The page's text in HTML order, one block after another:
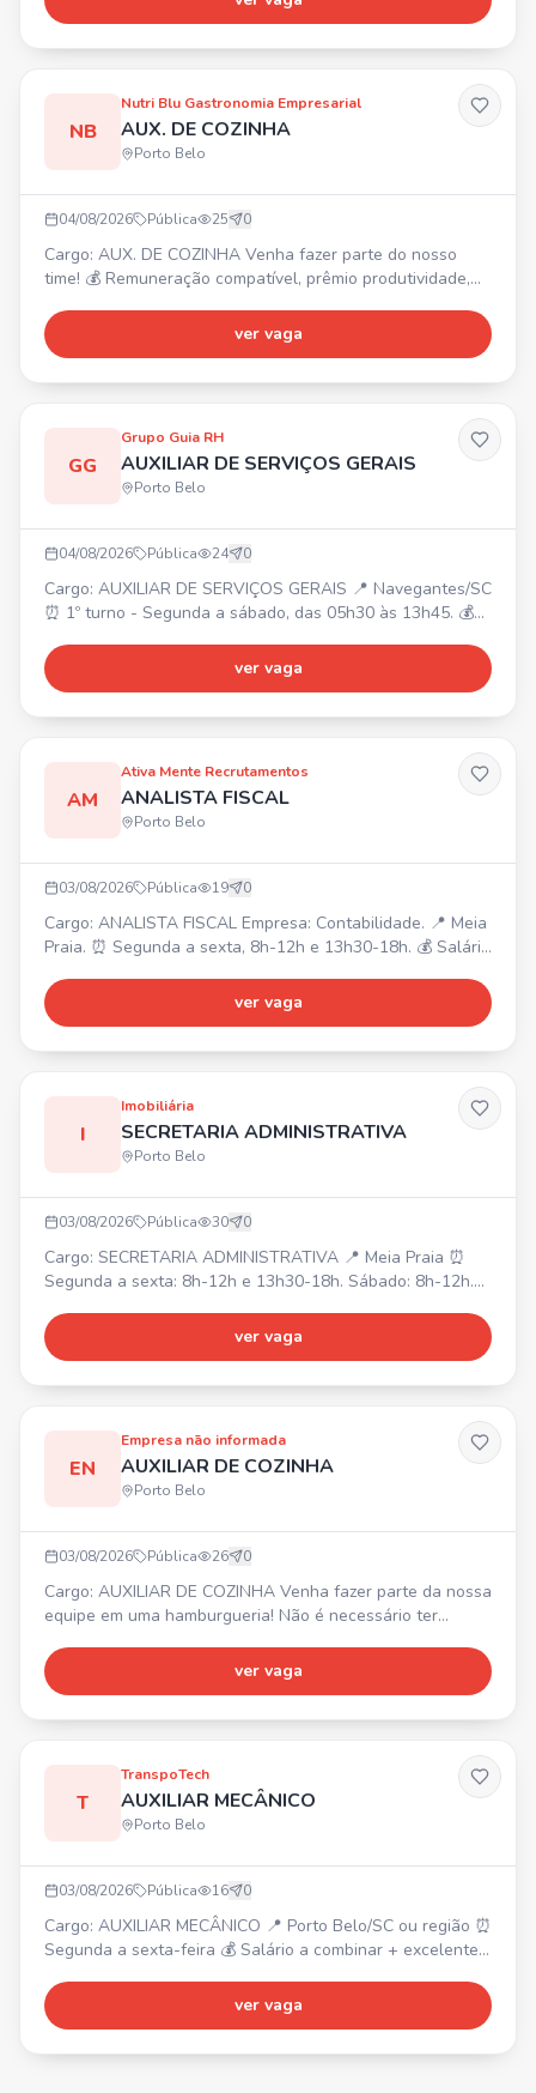
contato via WhatsApp.
NB
Nutri Blu Gastronomia Empresarial
AUX. DE COZINHA
Porto Belo
04/08/2026 Pública 25 0
Cargo: AUX. DE COZINHA Venha fazer parte do nosso
time! 💰 Remuneração compatível, prêmio produtividade,
local, convênio farmácia, seguro de vida, vale transporte.
✅ PRÉ-REQUISITOS: Ensino Fundamental, experiência na
ver vaga
GG
Grupo Guia RH
AUXILIAR DE SERVIÇOS GERAIS
Porto Belo
04/08/2026 Pública 24 0
Cargo: AUXILIAR DE SERVIÇOS GERAIS 📍 Navegantes/SC
⏰ 1º turno - Segunda a sábado, das 05h30 às 13h45. 💰
Prêmio de Assiduidade + Alimentação na empresa. 📝
Requisitos: Ensino Fundamental completo, experiência em
ver vaga
AM
Ativa Mente Recrutamentos
ANALISTA FISCAL
Porto Belo
03/08/2026 Pública 19 0
Cargo: ANALISTA FISCAL Empresa: Contabilidade. 📍 Meia
Praia. ⏰ Segunda a sexta, 8h-12h e 13h30-18h. 💰 Salário
Ciências Contábeis, disponibilidade, conhecimento de
legislação, pontualidade. Rotinas do departamento fiscal
ver vaga
I
Imobiliária
SECRETARIA ADMINISTRATIVA
Porto Belo
03/08/2026 Pública 30 0
Cargo: SECRETARIA ADMINISTRATIVA 📍 Meia Praia ⏰
Segunda a sexta: 8h-12h e 13h30-18h. Sábado: 8h-12h.
administração, atuação com sistemas internos e CRM.
Atendimento ao cliente (presencial/online), organização de
ver vaga
EN
Empresa não informada
AUXILIAR DE COZINHA
Porto Belo
03/08/2026 Pública 26 0
Cargo: AUXILIAR DE COZINHA Venha fazer parte da nossa
equipe em uma hamburgueria! Não é necessário ter
aprender e crescer. 📍 Balneário Camboriú - Bairro das
Nações ⏰ Terça a domingo, das 16h10 às 00h20 ✅
ver vaga
T
TranspoTech
AUXILIAR MECÂNICO
Porto Belo
03/08/2026 Pública 16 0
Cargo: AUXILIAR MECÂNICO 📍 Porto Belo/SC ou região ⏰
Segunda a sexta-feira 💰 Salário a combinar + excelente
noção de mecânica • CNH categoria B válida •
Organização, comprometimento e vontade de aprender
ver vaga